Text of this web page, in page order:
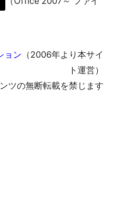
ョン （2006年より本サイ
ト運営）
ツの無断転載を禁じます